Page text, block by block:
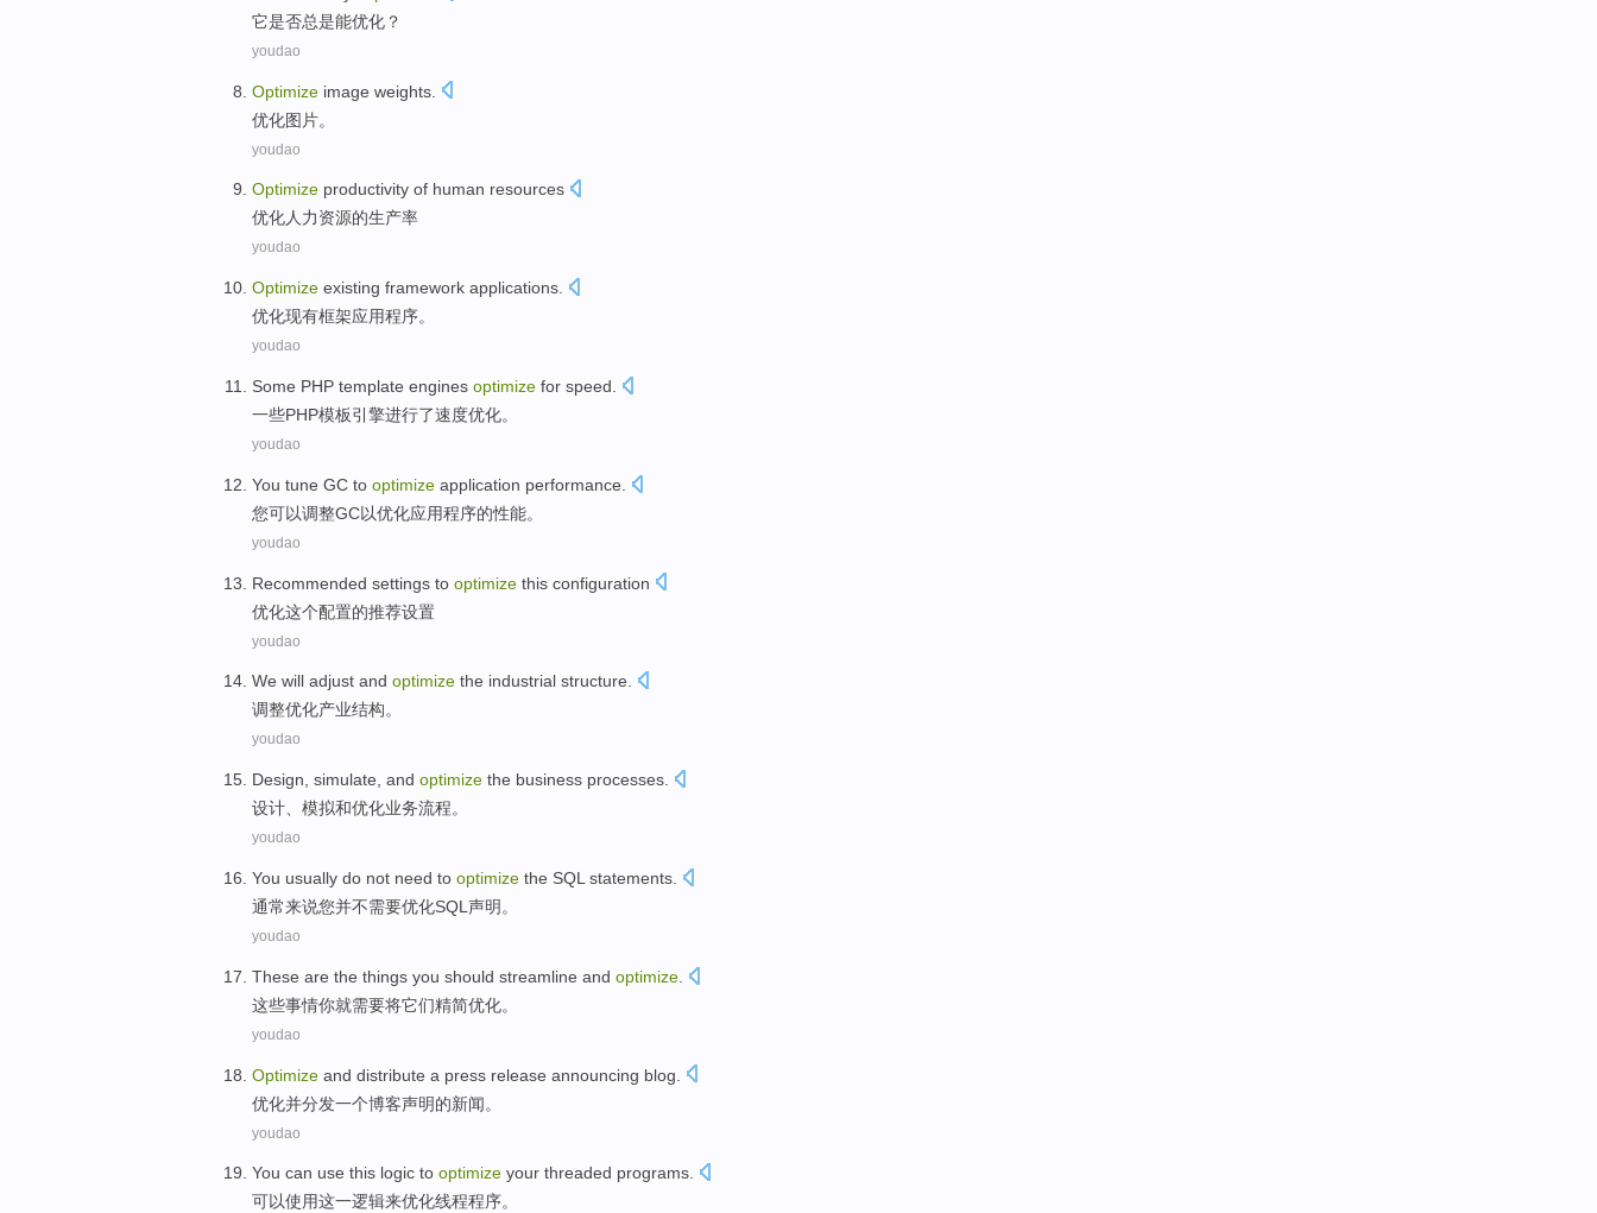
它是否总是能优化 ？
youdao
Optimize image weights
优化图片。
youdao
Optimize productivity of human resources
优化人力资源的生产率
youdao
Optimize existing framework applications
优化现有框架应用程序。
youdao
Some PHP template engines optimize for speed
一些PHP模板引擎进行了速度优化。
youdao
You tune GC to optimize application performance
您可以调整GC以优化应用程序的性能。
youdao
Recommended settings to optimize this configuration
优化这个配置的推荐设置
youdao
We will adjust and optimize the industrial structure.
调整优化产业结构。
youdao
Design simulate and optimize the business processes
设计
模拟和优化业务流程。
youdao
You usually do not need to optimize the SQL statements
通常来说您并不需要优化SQL 声明 。
youdao
These are the things you should streamline and optimize
这些事情你就需要将它们精简优化。
youdao
Optimize and distribute a press release announcing blog
优化并分发一个博客声明的新闻。
youdao
You can use this logic to optimize your threaded programs.
可以使用这一逻辑来优化线程程序。